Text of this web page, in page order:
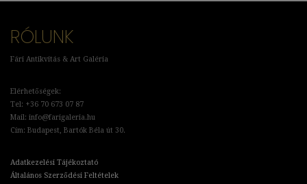
RÓLUNK
Fári Antikvitás & Art Galéria
Elérhetőségek:
Tel: +36 70 673 07 87
Mail: info@farigaleria.hu
Cím: Budapest, Bartók Béla út 30.
Adatkezelési Tájékoztató
Általános Szerződési Feltételek